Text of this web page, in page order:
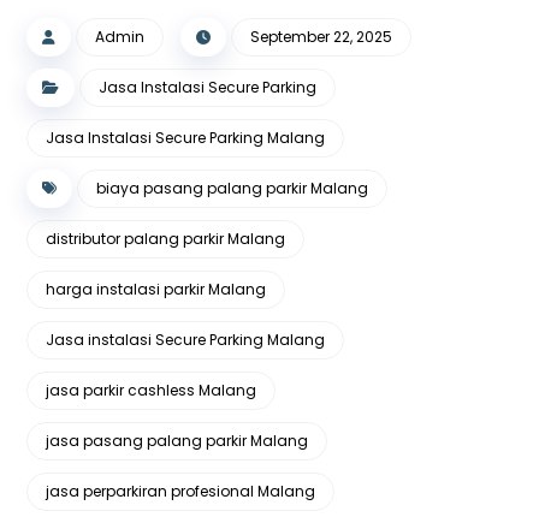
Admin September 22, 2025
Jasa Instalasi Secure Parking
Jasa Instalasi Secure Parking Malang
biaya pasang palang parkir Malang
distributor palang parkir Malang
harga instalasi parkir Malang
Jasa instalasi Secure Parking Malang
jasa parkir cashless Malang
jasa pasang palang parkir Malang
jasa perparkiran profesional Malang